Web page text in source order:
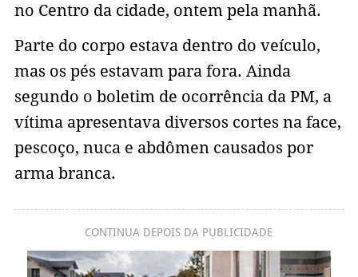
no Centro da cidade, ontem pela manhã.
Parte do corpo estava dentro do veículo,
mas os pés estavam para fora. Ainda
segundo o boletim de ocorrência da PM, a
vítima apresentava diversos cortes na face,
pescoço, nuca e abdômen causados por
arma branca.
CONTINUA DEPOIS DA PUBLICIDADE